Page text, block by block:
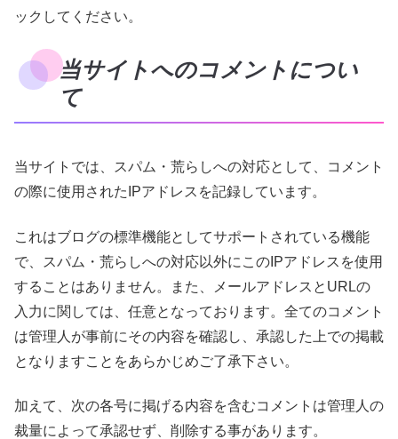
ックしてください。
当サイトへのコメントについ
て
当サイトでは、スパム・荒らしへの対応として、コメント
の際に使用されたIPアドレスを記録しています。
これはブログの標準機能としてサポートされている機能
で、スパム・荒らしへの対応以外にこのIPアドレスを使用
することはありません。また、メールアドレスとURLの
入力に関しては、任意となっております。全てのコメント
は管理人が事前にその内容を確認し、承認した上での掲載
となりますことをあらかじめご了承下さい。
加えて、次の各号に掲げる内容を含むコメントは管理人の
裁量によって承認せず、削除する事があります。